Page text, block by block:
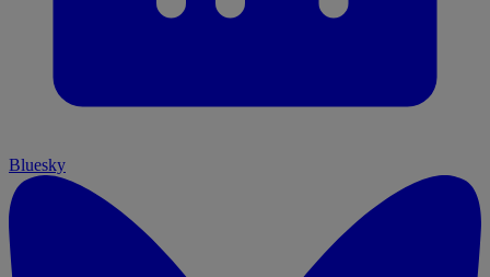
Bluesky